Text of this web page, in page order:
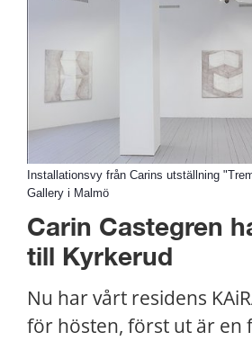
Installationsvy från Carins utställning
Gallery i Malmö
Carin Castegren
till Kyrkerud
Nu har vårt residens
för hösten, först ut är en